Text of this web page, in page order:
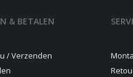
& BETALEN
/ Verzenden